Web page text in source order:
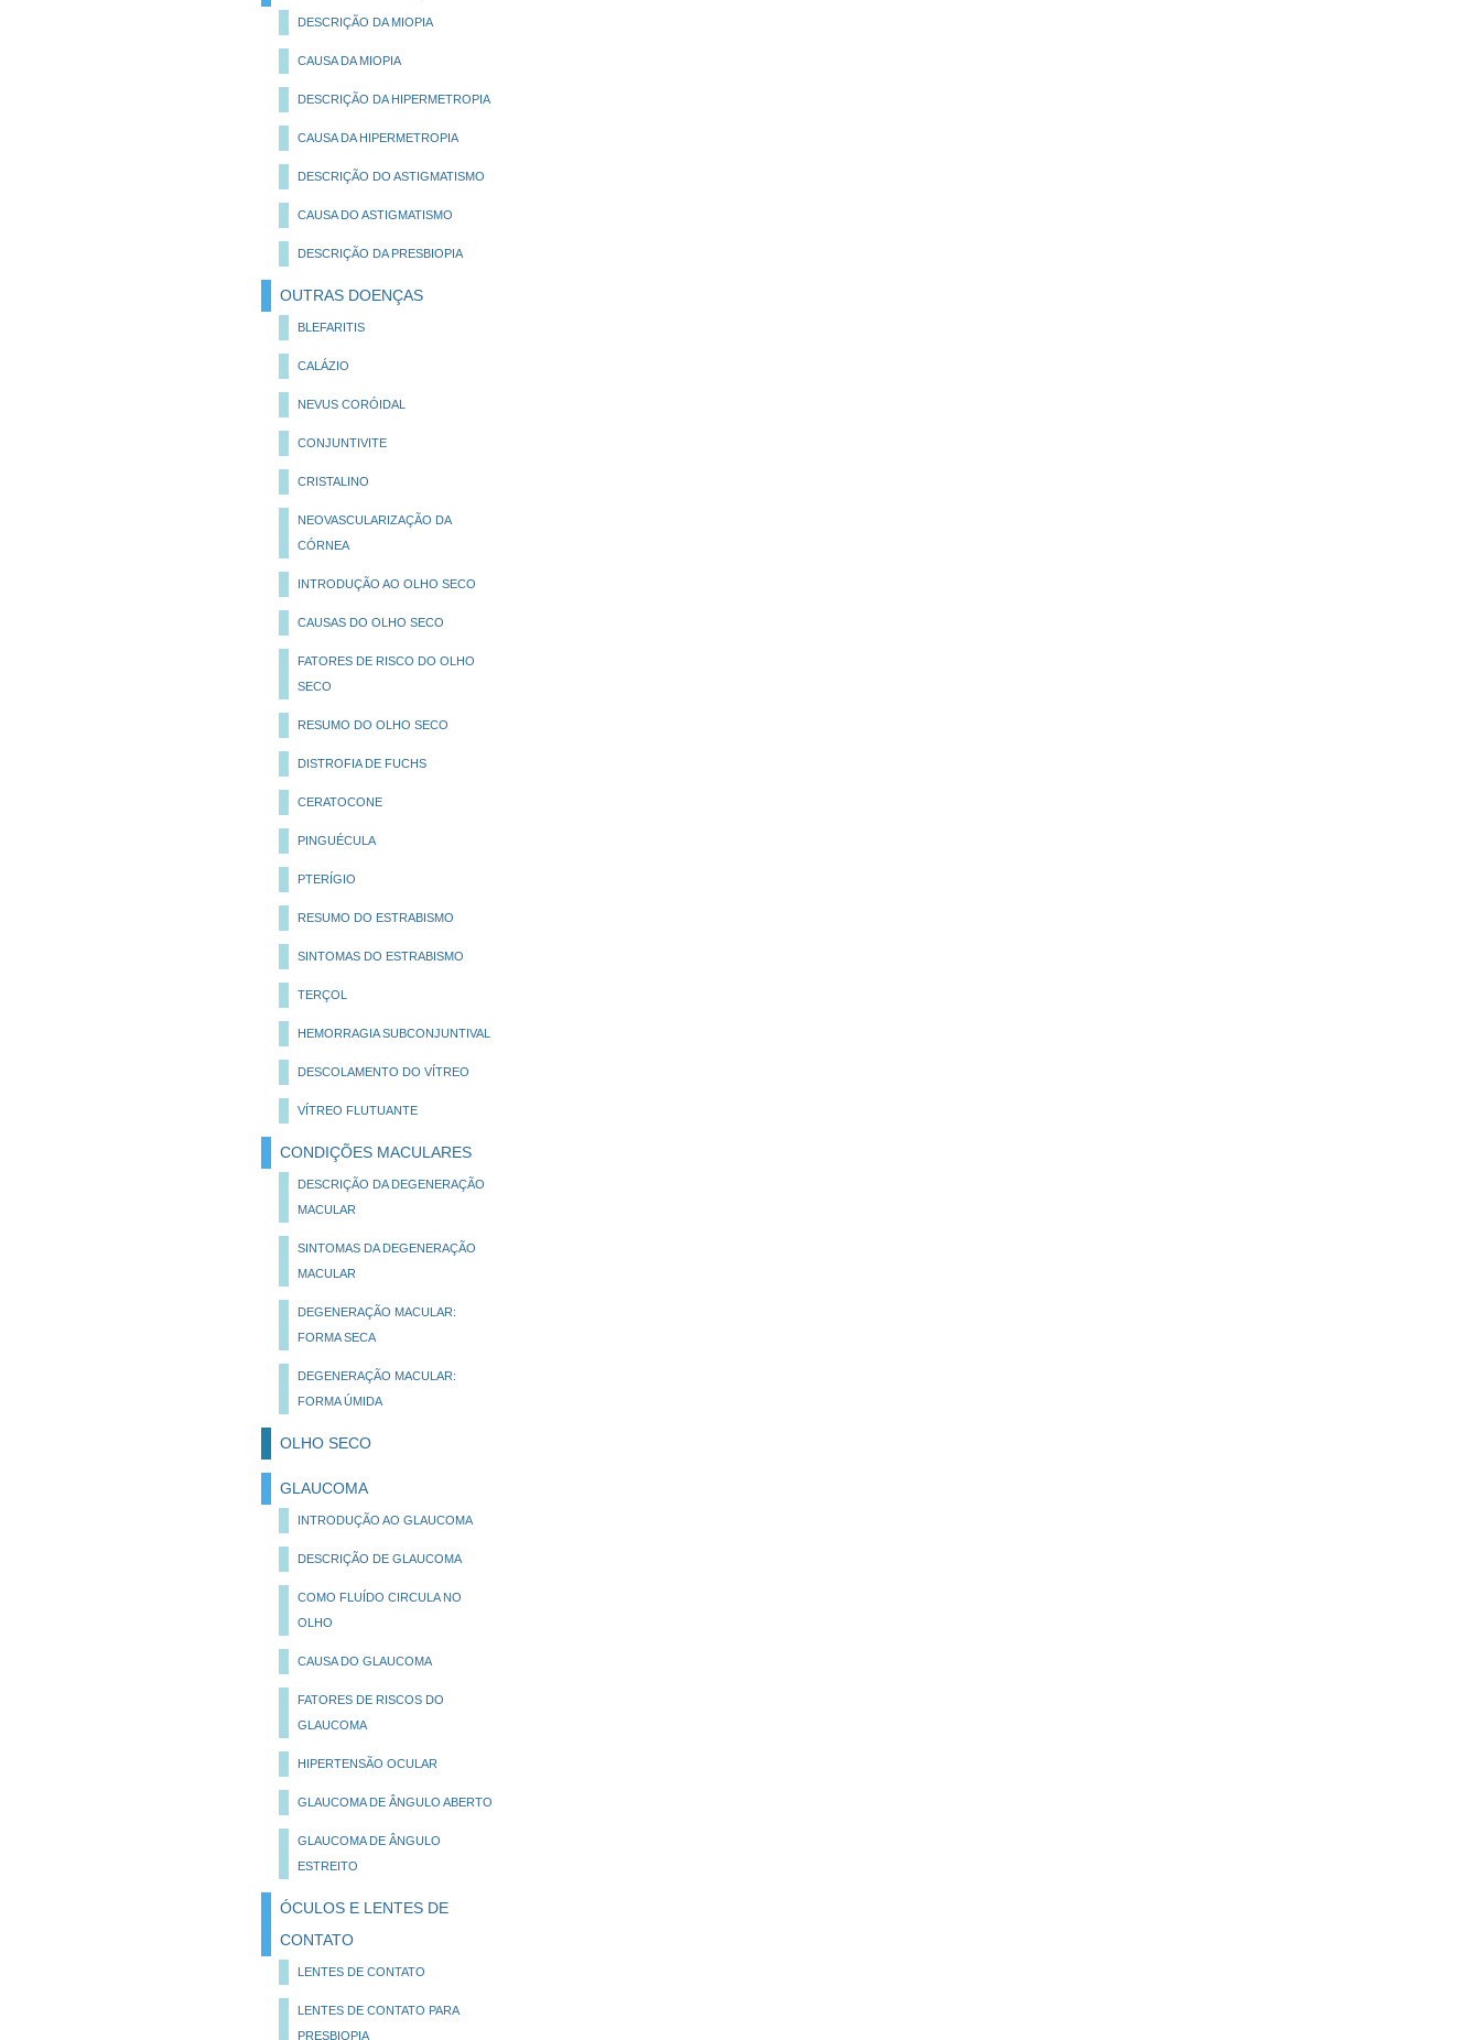
DESCRIÇÃO DA MIOPIA
CAUSA DA MIOPIA
DESCRIÇÃO DA HIPERMETROPIA
CAUSA DA HIPERMETROPIA
DESCRIÇÃO DO ASTIGMATISMO
CAUSA DO ASTIGMATISMO
DESCRIÇÃO DA PRESBIOPIA
OUTRAS DOENÇAS
BLEFARITIS
CALÁZIO
NEVUS CORÓIDAL
CONJUNTIVITE
CRISTALINO
NEOVASCULARIZAÇÃO DA
CÓRNEA
INTRODUÇÃO AO OLHO SECO
CAUSAS DO OLHO SECO
FATORES DE RISCO DO OLHO
SECO
RESUMO DO OLHO SECO
DISTROFIA DE FUCHS
CERATOCONE
PINGUÉCULA
PTERÍGIO
RESUMO DO ESTRABISMO
SINTOMAS DO ESTRABISMO
TERÇOL
HEMORRAGIA SUBCONJUNTIVAL
DESCOLAMENTO DO VÍTREO
VÍTREO FLUTUANTE
CONDIÇÕES MACULARES
DESCRIÇÃO DA DEGENERAÇÃO
MACULAR
SINTOMAS DA DEGENERAÇÃO
MACULAR
DEGENERAÇÃO MACULAR:
FORMA SECA
DEGENERAÇÃO MACULAR:
FORMA ÚMIDA
OLHO SECO
GLAUCOMA
INTRODUÇÃO AO GLAUCOMA
DESCRIÇÃO DE GLAUCOMA
COMO FLUÍDO CIRCULA NO
OLHO
CAUSA DO GLAUCOMA
FATORES DE RISCOS DO
GLAUCOMA
HIPERTENSÃO OCULAR
GLAUCOMA DE ÂNGULO ABERTO
GLAUCOMA DE ÂNGULO
ESTREITO
ÓCULOS E LENTES DE
CONTATO
LENTES DE CONTATO
LENTES DE CONTATO PARA
PRESBIOPIA